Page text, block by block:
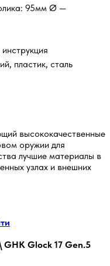
95мм Ø —
пластик, сталь
высококачественные
оружии для
лучшие материалы в
узлах и внешних
GHK Glock 17 Gen.5